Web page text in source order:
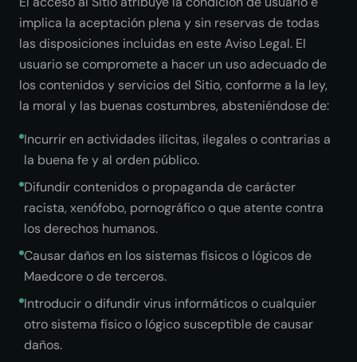
implica la aceptación plena y sin reservas de todas
las disposiciones incluidas en este Aviso Legal. El
usuario se compromete a hacer un uso adecuado de
los contenidos y servicios del Sitio, conforme a la ley,
la moral y las buenas costumbres, absteniéndose de:
Incurrir en actividades ilícitas, ilegales o contrarias a
la buena fe y al orden público.
Difundir contenidos o propaganda de carácter
racista, xenófobo, pornográfico o que atente contra
los derechos humanos.
Causar daños en los sistemas físicos o lógicos de
Maedcore o de terceros.
Introducir o difundir virus informáticos o cualquier
otro sistema físico o lógico susceptible de causar
daños.